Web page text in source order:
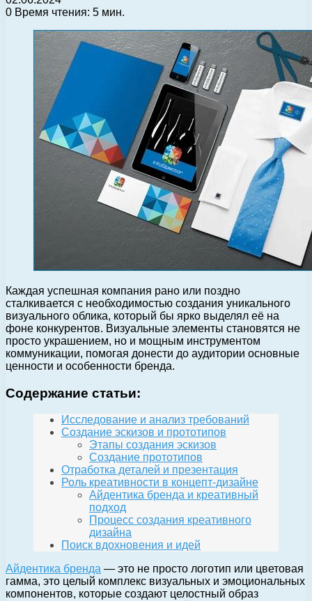
0 Время чтения: 5 мин.
Каждая успешная компания рано или поздно
сталкивается с необходимостью создания уникального
визуального облика, который бы ярко выделял её на
фоне конкурентов. Визуальные элементы становятся не
просто украшением, но и мощным инструментом
коммуникации, помогая донести до аудитории основные
ценности и особенности бренда.
Содержание статьи:
Исследование и анализ требований
Создание эскизов и прототипов
Этапы создания эскизов
Создание прототипов
Отработка деталей и презентация
Роль креативности в концепт-дизайне
Айдентика бренда и креативный
подход
Процесс создания креативного
дизайна
Поиск вдохновения и идей
Айдентика бренда — это не просто логотип или цветовая
гамма, это целый комплекс визуальных и эмоциональных
компонентов, которые создают целостный образ